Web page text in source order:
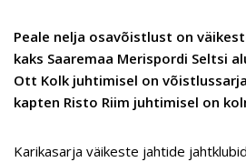
Peale nelja osavõistlust on
kaks Saaremaa Merispordi Seltsi
Ott Kolk juhtimisel on
kapten Risto Riim juhtimisel on
Karikasarja väikeste jahtide